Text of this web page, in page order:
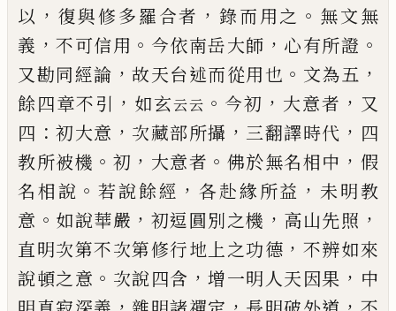
以 ， 復與修多羅合者 ， 錄而用之 。 無文無
義 ，不可信用 。 今依南岳大師 ， 心有所證 。
又勘同經論 ，故天台述而從用也 。 文為五 ，
餘四章不引 ， 如玄云云 。 今初 ， 大意者 ， 又
四 ：初大意 ， 次藏部所攝 ， 三翻譯時代 ， 四
教所被機 。 初 ， 大意者 。 佛於無名相中 ， 假
名相說 。若說餘經 ，各赴緣所益 ， 未明教
意 。 如說華嚴 ， 初逗圓別之機 ， 高山先照 ，
直明次第不次第修行地上之功德 ， 不辨如來
說頓之意 。 次說四含 ，增一明人天因果 ， 中